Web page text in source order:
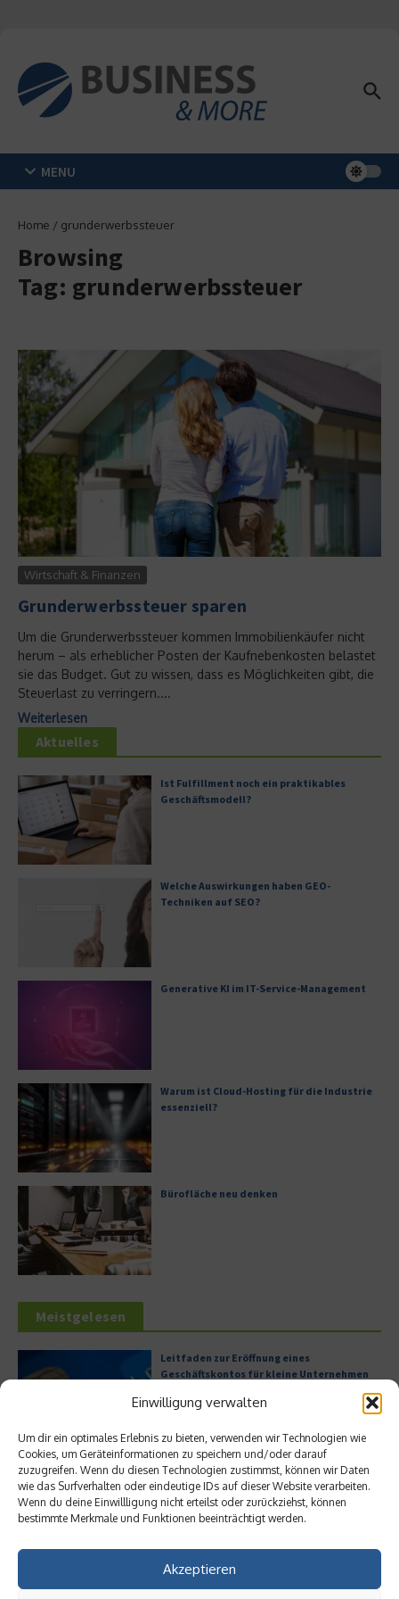
Einwilligung verwalten
Um dir ein optimales Erlebnis zu bieten, verwenden wir Technologien wie
Cookies, um Geräteinformationen zu speichern und/oder darauf
zuzugreifen. Wenn du diesen Technologien zustimmst, können wir Daten
wie das Surfverhalten oder eindeutige IDs auf dieser Website verarbeiten.
Wenn du deine Einwillligung nicht erteilst oder zurückziehst, können
bestimmte Merkmale und Funktionen beeinträchtigt werden.
Akzeptieren
MENU
Home / grunderwerbssteuer
Browsing
Tag: grunderwerbssteuer
Wirtschaft & Finanzen
Grunderwerbssteuer sparen
Um die Grunderwerbssteuer kommen Immobilienkäufer nicht
herum – als erheblicher Posten der Kaufnebenkosten belastet
sie das Budget. Gut zu wissen, dass es Möglichkeiten gibt, die
Steuerlast zu verringern....
Weiterlesen
Aktuelles
Ist Fulfillment noch ein praktikables
Geschäftsmodell?
Welche Auswirkungen haben GEO-
Techniken auf SEO?
Generative KI im IT-Service-Management
Warum ist Cloud-Hosting für die Industrie
essenziell?
Bürofläche neu denken
Meistgelesen
Leitfaden zur Eröffnung eines
Geschäftskontos für kleine Unternehmen
Hilton Worldwide: Eine Ikone der globalen
Hotellerie im Wandel der Zeit
Digitalisierung als Wettbewerbsvorteil